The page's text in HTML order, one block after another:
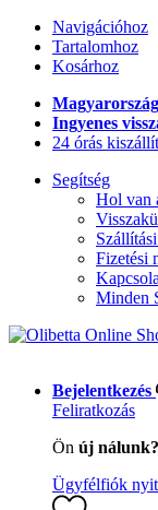
Navigációhoz
Tartalomhoz
Kosárhoz
Ingyenes
24 órás
Segítség
Hol van
Fizetési
Minden
Bejelentkezés
Feliratkozás
Ön új nálunk?
Ügyfélfiók